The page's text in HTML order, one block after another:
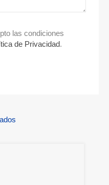
las condiciones
de Privacidad.